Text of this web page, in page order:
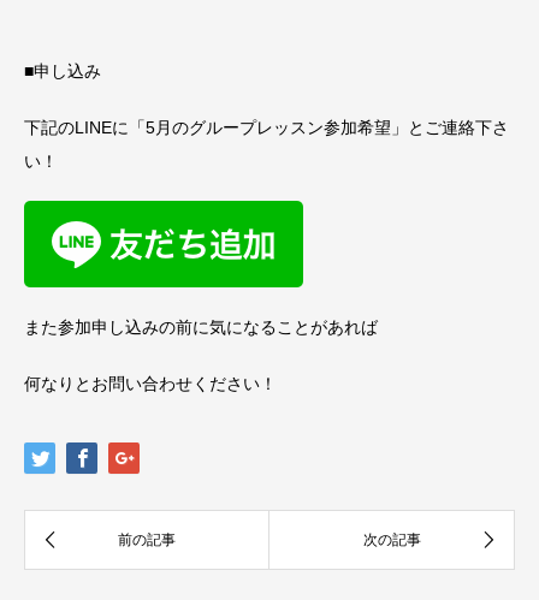
■申し込み
下記のLINEに「5月のグループレッスン参加希望」とご連絡下さ
い！
また参加申し込みの前に気になることがあれば
何なりとお問い合わせください！